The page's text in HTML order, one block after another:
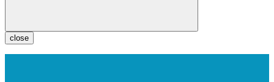
close